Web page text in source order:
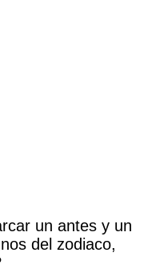
un antes y un
del zodiaco,